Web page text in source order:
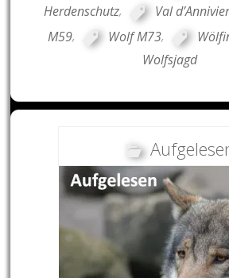
Herdenschutz, Val
M59, Wolf M73,
Wolfsjagd